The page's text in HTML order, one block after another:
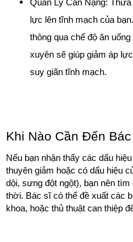
Quản Lý Cân Nặng:
lực lên tĩnh mạch của
thông qua chế độ ăn
xuyên sẽ giúp giảm áp
suy giãn tĩnh mạch.
Khi Nào Cần Đến
Nếu bạn nhận thấy các dấu
thuyên giảm hoặc có dấu hiệu
dội, sưng đột ngột), bạn nên
thời. Bác sĩ có thể đề xuất các
khoa, hoặc thủ thuật can thiệp